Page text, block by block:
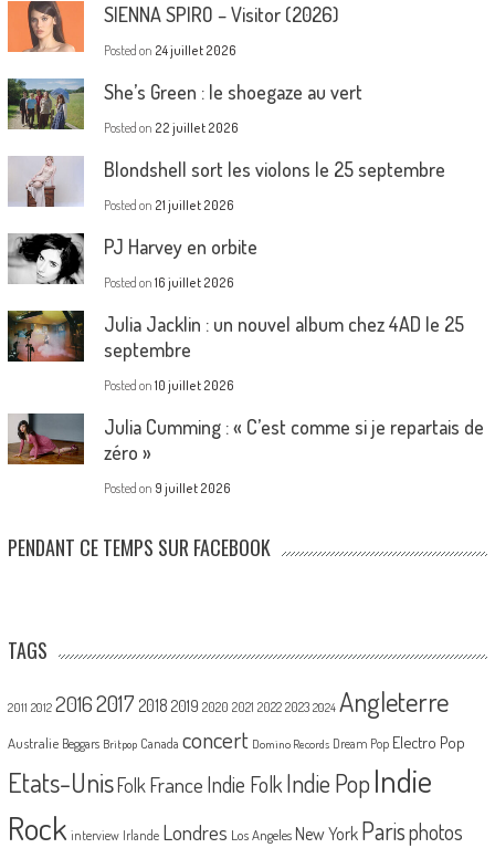
SIENNA SPIRO – Visitor (2026)
Posted on 24 juillet 2026
She’s Green : le shoegaze au vert
Posted on 22 juillet 2026
Blondshell sort les violons le 25 septembre
Posted on 21 juillet 2026
PJ Harvey en orbite
Posted on 16 juillet 2026
Julia Jacklin : un nouvel album chez 4AD le 25
septembre
Posted on 10 juillet 2026
Julia Cumming : « C’est comme si je repartais de
zéro »
Posted on 9 juillet 2026
PENDANT CE TEMPS SUR FACEBOOK
TAGS
2011 2012 20162017 2018 2019 2020 2021 2022 2023 2024 Angleterre
Australie Beggars Britpop Canada concert Domino Records Dream Pop Electro Pop
Etats-UnisFolk France Indie Folk Indie PopIndie
Rock interview Irlande Londres Los Angeles New York Parisphotos